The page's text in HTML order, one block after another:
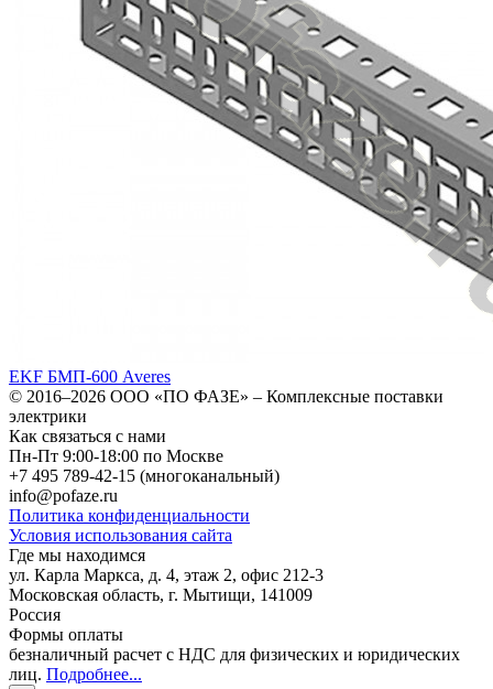
EKF БМП-600 Averes
© 2016–2026 ООО «ПО ФАЗЕ» – Комплексные поставки
электрики
Как связаться с нами
Пн-Пт 9:00-18:00 по Москве
+7 495 789-42-15 (многоканальный)
info@pofaze.ru
Политика конфиденциальности
Условия использования сайта
Где мы находимся
ул. Карла Маркса, д. 4, этаж 2, офис 212-3
Московская область, г. Мытищи, 141009
Россия
Формы оплаты
безналичный расчет с НДС для физических и юридических
лиц. Подробнее...